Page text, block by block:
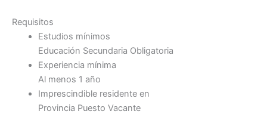
Requisitos
Estudios mínimos
Educación Secundaria Obligatoria
Experiencia mínima
Al menos 1 año
Imprescindible residente en
Provincia Puesto Vacante